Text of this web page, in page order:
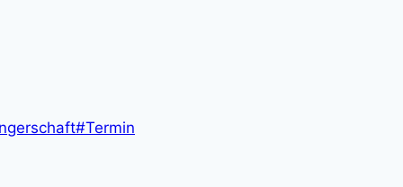
#Termin